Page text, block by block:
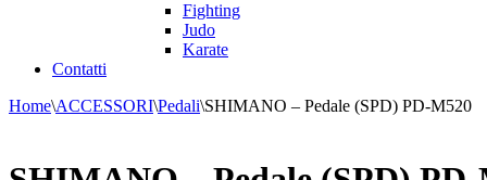
Fighting
Judo
Karate
Contatti
Home\ACCESSORI\Pedali\SHIMANO – Pedale (SPD) PD-M520